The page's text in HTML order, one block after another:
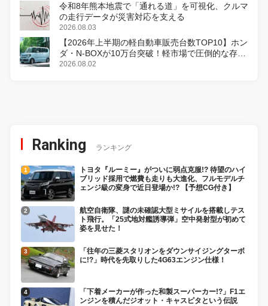
令和8年熊本地震で「通れる道」を可視化、クルマ
の走行データが災害対応を支える
2026.08.03
【2026年上半期の軽自動車販売台数TOP10】ホン
ダ・N-BOXが10万台突破！軽市場で圧倒的な存在
感
2026.08.02
Ranking ランキング
トヨタ『ルーミー』がついに弱点克服!? 待望のハイ
ブリッド採用で燃費も走りも大進化、フルモデルチ
ェンジ級の変身で近日登場か!? 【予想CG付き】
航空自衛隊、謎の未確認大型ミサイルを搭載しテス
ト飛行。「25式地対艦誘導弾」空中発射型が初めて
姿を見せた！
「往年の三菱スタリオンをダウンサイジングターボ
に!?」時代を先取りした4G63エンジン仕様！
「下着メーカーが作った和製スーパーカー!?」F1エ
ンジンを積んだジオット・キャスピタという伝説